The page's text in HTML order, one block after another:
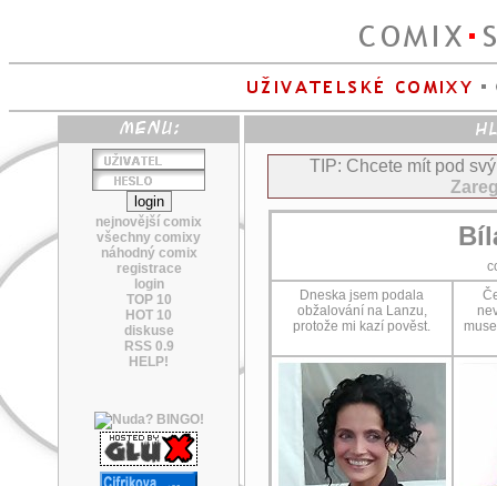
nejnovější comix
všechny comixy
náhodný comix
registrace
login
TOP 10
HOT 10
diskuse
RSS 0.9
HELP!
TIP: Chcete mít pod
Dneska jsem podala
obžalování na Lanzu,
protože mi kazí pověst.